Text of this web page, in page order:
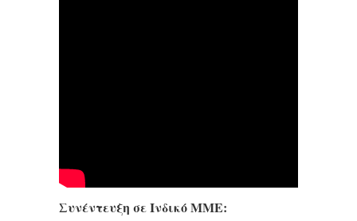
Συνέντευξη σε Ινδικό ΜΜΕ: